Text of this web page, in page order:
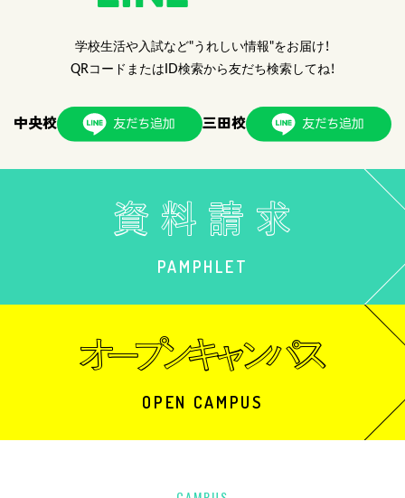
学校生活や入試など"うれしい情報"をお届け！
QRコードまたはID検索から友だち検索してね！
中央校 三田校
PAMPHLET
OPEN CAMPUS